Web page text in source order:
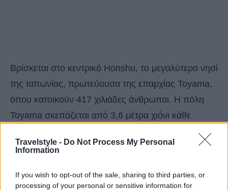
Travelstyle - Do Not Process My Personal
Information
If you wish to opt-out of the sale, sharing to third parties, or
processing of your personal or sensitive information for
Βρίσκεται στο κεντρικό Honshu, το μεγαλύτερο νησί
της Ιαπωνίας, πρωτεύουσα της επαρχίας Toyama,
όπου κατοικούν 417 χιλιάδες άνθρωποι. Η πόλη
Toyama σκεπάζεται από 3,6 μέτρα χιόνι κάθε
Alpine Route, η διάσημη ορεινή διαδρομή που
μέτρα.